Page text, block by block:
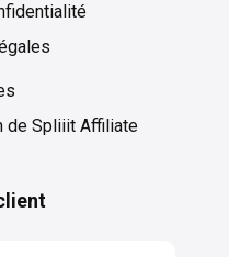
de Spliiit Affiliate